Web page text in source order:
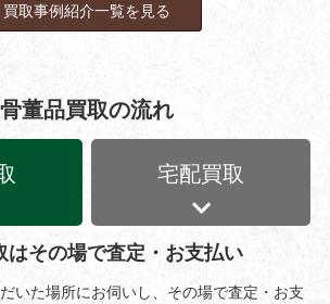
買取事例紹介一覧を見る
骨董品買取の流れ
宅配買取
はその場で査定・お支払い
いた場所にお伺いし、その場で査定・お支